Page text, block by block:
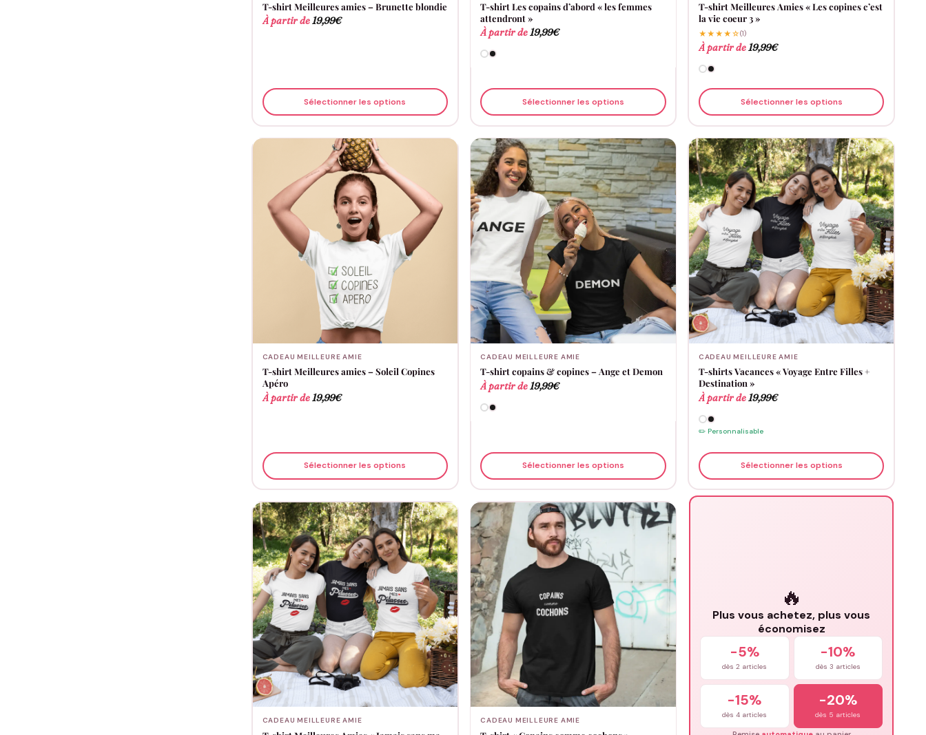
T-shirt Meilleures amies – Brunette blondie
À partir de19,99€
Sélectionner les options
T-shirt Les copains d’abord « les femmes
attendront »
À partir de19,99€
Sélectionner les options
T-shirt Meilleures Amies « Les copines c’est
la vie coeur 3 »
★★★★☆(1)
À partir de19,99€
Sélectionner les options
CADEAU MEILLEURE AMIE
T-shirt Meilleures amies – Soleil Copines
Apéro
À partir de19,99€
Sélectionner les options
CADEAU MEILLEURE AMIE
T-shirt copains & copines – Ange et Demon
À partir de19,99€
Sélectionner les options
CADEAU MEILLEURE AMIE
T-shirts Vacances « Voyage Entre Filles +
Destination »
À partir de19,99€
✏️ Personnalisable
Sélectionner les options
CADEAU MEILLEURE AMIE CADEAU MEILLEURE AMIE
🔥
Plus vous achetez, plus vous
économisez
-5%
dès 2 articles
-10%
dès 3 articles
-15%
dès 4 articles
-20%
dès 5 articles